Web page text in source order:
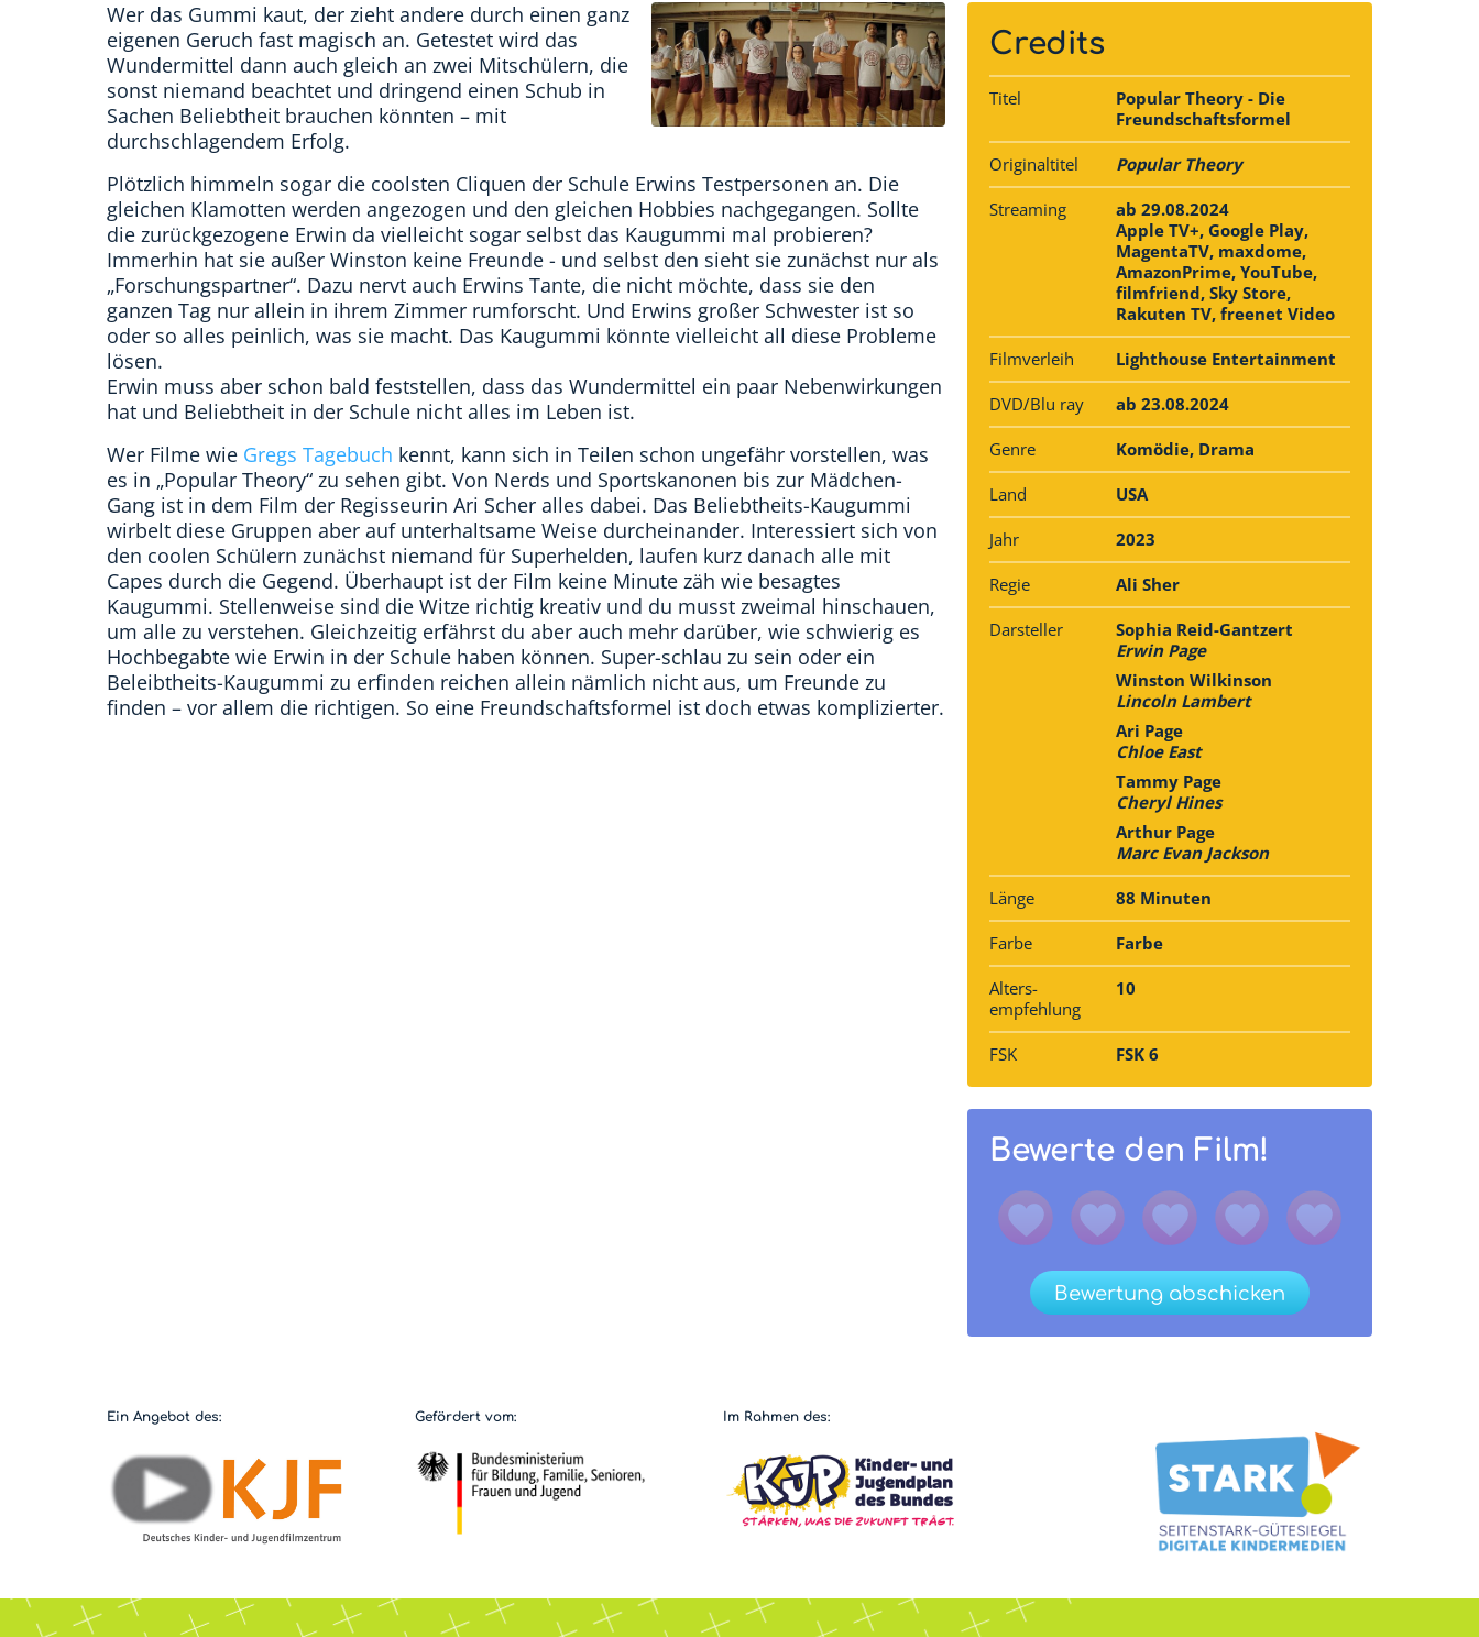
Wer das Gummi kaut, der zieht andere durch einen ganz
eigenen Geruch fast magisch an. Getestet wird das
Wundermittel dann auch gleich an zwei Mitschülern, die
sonst niemand beachtet und dringend einen Schub in
Sachen Beliebtheit brauchen könnten – mit
durchschlagendem Erfolg.
Plötzlich himmeln sogar die coolsten Cliquen der Schule Erwins Testpersonen an. Die
gleichen Klamotten werden angezogen und den gleichen Hobbies nachgegangen. Sollte
die zurückgezogene Erwin da vielleicht sogar selbst das Kaugummi mal probieren?
Immerhin hat sie außer Winston keine Freunde - und selbst den sieht sie zunächst nur als
„Forschungspartner“. Dazu nervt auch Erwins Tante, die nicht möchte, dass sie den
ganzen Tag nur allein in ihrem Zimmer rumforscht. Und Erwins großer Schwester ist so
oder so alles peinlich, was sie macht. Das Kaugummi könnte vielleicht all diese Probleme
lösen.
Erwin muss aber schon bald feststellen, dass das Wundermittel ein paar Nebenwirkungen
hat und Beliebtheit in der Schule nicht alles im Leben ist.
Wer Filme wie Gregs Tagebuch kennt, kann sich in Teilen schon ungefähr vorstellen, was
es in „Popular Theory“ zu sehen gibt. Von Nerds und Sportskanonen bis zur Mädchen-
Gang ist in dem Film der Regisseurin Ari Scher alles dabei. Das Beliebtheits-Kaugummi
wirbelt diese Gruppen aber auf unterhaltsame Weise durcheinander. Interessiert sich von
den coolen Schülern zunächst niemand für Superhelden, laufen kurz danach alle mit
Capes durch die Gegend. Überhaupt ist der Film keine Minute zäh wie besagtes
Kaugummi. Stellenweise sind die Witze richtig kreativ und du musst zweimal hinschauen,
um alle zu verstehen. Gleichzeitig erfährst du aber auch mehr darüber, wie schwierig es
Hochbegabte wie Erwin in der Schule haben können. Super-schlau zu sein oder ein
Beleibtheits-Kaugummi zu erfinden reichen allein nämlich nicht aus, um Freunde zu
finden – vor allem die richtigen. So eine Freundschaftsformel ist doch etwas komplizierter.
Credits
Titel
Popular Theory - Die
Freundschaftsformel
Originaltitel Popular Theory
Streaming
ab 29.08.2024
Apple TV+, Google Play,
MagentaTV, maxdome,
AmazonPrime, YouTube,
filmfriend, Sky Store,
Rakuten TV, freenet Video
Filmverleih Lighthouse Entertainment
DVD/Blu ray ab 23.08.2024
Genre Komödie, Drama
Land USA
Jahr 2023
Regie Ali Sher
Darsteller
Sophia Reid-Gantzert
Erwin Page
Winston Wilkinson
Lincoln Lambert
Ari Page
Chloe East
Tammy Page
Cheryl Hines
Arthur Page
Marc Evan Jackson
Länge 88 Minuten
Farbe Farbe
Alters­
empfehlung
10
FSK FSK 6
Bewerte den Film!
Bewertung abschicken
Ein Angebot des: Gefördert vom: Im Rahmen des: